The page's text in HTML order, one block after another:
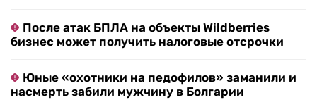
После атак БПЛА на объекты Wildberries
бизнес может получить налоговые отсрочки
Юные «охотники на педофилов» заманили и
насмерть забили мужчину в Болгарии